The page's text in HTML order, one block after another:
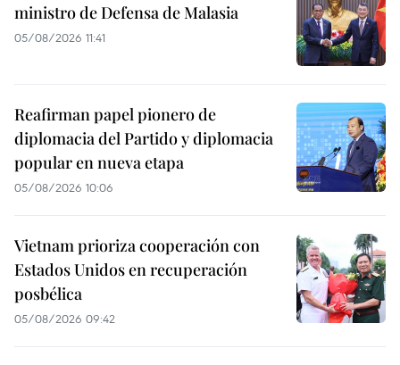
ministro de Defensa de Malasia
05/08/2026 11:41
Reafirman papel pionero de
diplomacia del Partido y diplomacia
popular en nueva etapa
05/08/2026 10:06
Vietnam prioriza cooperación con
Estados Unidos en recuperación
posbélica
05/08/2026 09:42